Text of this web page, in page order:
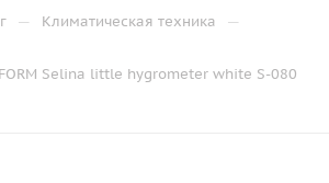
— Климатическая техника —
FORM Selina little hygrometer white S-080